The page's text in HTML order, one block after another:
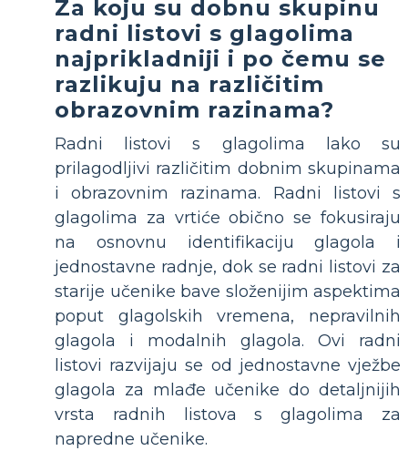
Za koju su dobnu skupinu
radni listovi s glagolima
najprikladniji i po čemu se
razlikuju na različitim
obrazovnim razinama?
Radni listovi s glagolima lako su
prilagodljivi različitim dobnim skupinama
i obrazovnim razinama. Radni listovi s
glagolima za vrtiće obično se fokusiraju
na osnovnu identifikaciju glagola i
jednostavne radnje, dok se radni listovi za
starije učenike bave složenijim aspektima
poput glagolskih vremena, nepravilnih
glagola i modalnih glagola. Ovi radni
listovi razvijaju se od jednostavne vježbe
glagola za mlađe učenike do detaljnijih
vrsta radnih listova s ​​glagolima za
napredne učenike.